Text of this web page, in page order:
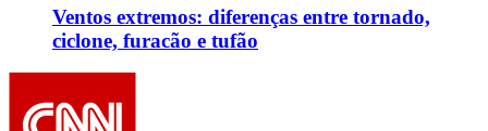
Ventos extremos: diferenças entre tornado,
ciclone, furacão e tufão